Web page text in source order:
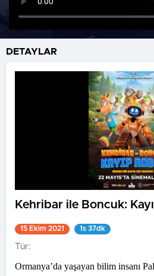
DETAYLAR
Kehribar ile Boncuk:
15 Ekim 2021 1s 37dk
Tür:
Ormanya’da yaşayan bilim insanı